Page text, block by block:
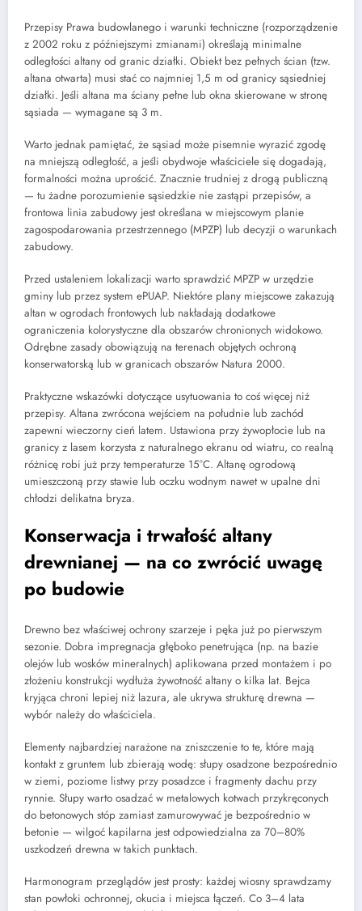
Przepisy Prawa budowlanego i warunki techniczne (rozporządzenie
z 2002 roku z późniejszymi zmianami) określają minimalne
odległości altany od granic działki. Obiekt bez pełnych ścian (tzw.
altana otwarta) musi stać co najmniej 1,5 m od granicy sąsiedniej
działki. Jeśli altana ma ściany pełne lub okna skierowane w stronę
sąsiada — wymagane są 3 m.
Warto jednak pamiętać, że sąsiad może pisemnie wyrazić zgodę
na mniejszą odległość, a jeśli obydwoje właściciele się dogadają,
formalności można uprościć. Znacznie trudniej z drogą publiczną
— tu żadne porozumienie sąsiedzkie nie zastąpi przepisów, a
frontowa linia zabudowy jest określana w miejscowym planie
zagospodarowania przestrzennego (MPZP) lub decyzji o warunkach
zabudowy.
Przed ustaleniem lokalizacji warto sprawdzić MPZP w urzędzie
gminy lub przez system ePUAP. Niektóre plany miejscowe zakazują
altan w ogrodach frontowych lub nakładają dodatkowe
ograniczenia kolorystyczne dla obszarów chronionych widokowo.
Odrębne zasady obowiązują na terenach objętych ochroną
konserwatorską lub w granicach obszarów Natura 2000.
Praktyczne wskazówki dotyczące usytuowania to coś więcej niż
przepisy. Altana zwrócona wejściem na południe lub zachód
zapewni wieczorny cień latem. Ustawiona przy żywopłocie lub na
granicy z lasem korzysta z naturalnego ekranu od wiatru, co realną
różnicę robi już przy temperaturze 15°C. Altanę ogrodową
umieszczoną przy stawie lub oczku wodnym nawet w upalne dni
chłodzi delikatna bryza.
Konserwacja i trwałość altany
drewnianej — na co zwrócić uwagę
po budowie
Drewno bez właściwej ochrony szarzeje i pęka już po pierwszym
sezonie. Dobra impregnacja głęboko penetrująca (np. na bazie
olejów lub wosków mineralnych) aplikowana przed montażem i po
złożeniu konstrukcji wydłuża żywotność altany o kilka lat. Bejca
kryjąca chroni lepiej niż lazura, ale ukrywa strukturę drewna —
wybór należy do właściciela.
Elementy najbardziej narażone na zniszczenie to te, które mają
kontakt z gruntem lub zbierają wodę: słupy osadzone bezpośrednio
w ziemi, poziome listwy przy posadzce i fragmenty dachu przy
rynnie. Słupy warto osadzać w metalowych kotwach przykręconych
do betonowych stóp zamiast zamurowywać je bezpośrednio w
betonie — wilgoć kapilarna jest odpowiedzialna za 70–80%
uszkodzeń drewna w takich punktach.
Harmonogram przeglądów jest prosty: każdej wiosny sprawdzamy
stan powłoki ochronnej, okucia i miejsca łączeń. Co 3–4 lata